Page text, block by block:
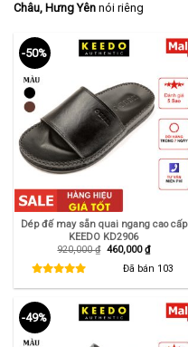
Châu, Hưng Yên nói riêng
-50%
Dép đế may sẵn quai ngang cao cấp
KEEDO KD2906
920,000₫ Giá
460,000₫Giá
hiện
tại
Đã bán 103
-49%